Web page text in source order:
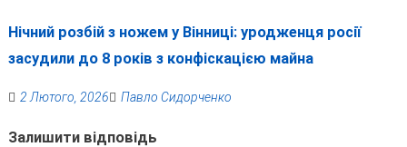
Нічний розбій з ножем у Вінниці: уродженця росії
засудили до 8 років з конфіскацією майна
2 Лютого, 2026 Павло Сидорченко
Залишити відповідь